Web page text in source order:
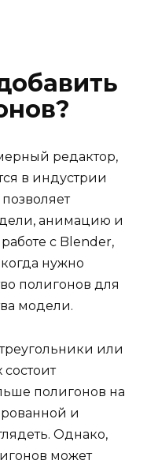
редактор,
в индустрии
анимацию и
с Blender,
нужно
полигонов для
модели.
или
полигонов на
и
Однако,
может